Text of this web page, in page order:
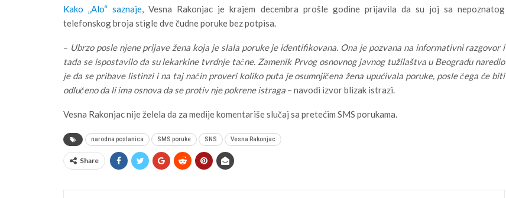
Kako „Alo“ saznaje, Vesna Rakonjac je krajem decembra prošle godine prijavila da su joj sa nepoznatog
telefonskog broja stigle dve čudne poruke bez potpisa.
– Ubrzo posle njene prijave žena koja je slala poruke je identifikovana. Ona je pozvana na informativni razgovor i
tada se ispostavilo da su lekarkine tvrdnje tačne. Zamenik Prvog osnovnog javnog tužilaštva u Beogradu naredio
je da se pribave listinzi i na taj način proveri koliko puta je osumnjičena žena upućivala poruke, posle čega će biti
odlučeno da li ima osnova da se protiv nje pokrene istraga – navodi izvor blizak istrazi.
Vesna Rakonjac nije želela da za medije komentariše slučaj sa pretećim SMS porukama.
narodna poslanica SMS poruke SNS Vesna Rakonjac
Share